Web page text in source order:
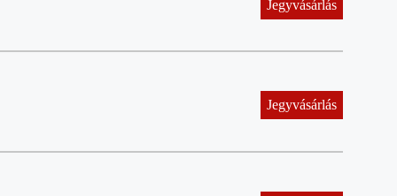
Jegyvásárlás
Jegyvásárlás